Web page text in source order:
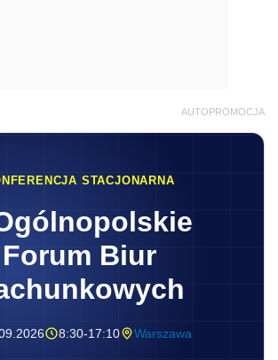
AUTOPROMOCJA
STACJONARNA
Forum Biur
8:30-17:10 Warszawa